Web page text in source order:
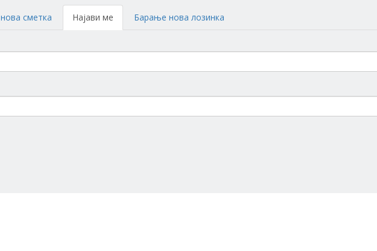
сметка Најави ме (activeБарање нова лозинка